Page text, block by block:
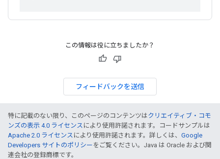
この情報は役に立ちましたか？
フィードバックを送信
特に記載のない限り、このページのコンテンツはクリエイティブ・コモ
ンズの表示 4.0 ライセンス により使用許諾されます。コードサンプルは
Apache 2.0 ライセンス により使用許諾されます。詳しくは、 Google
Developers サイトのポリシー をご覧ください。Java は Oracle および関
連会社の登録商標です。